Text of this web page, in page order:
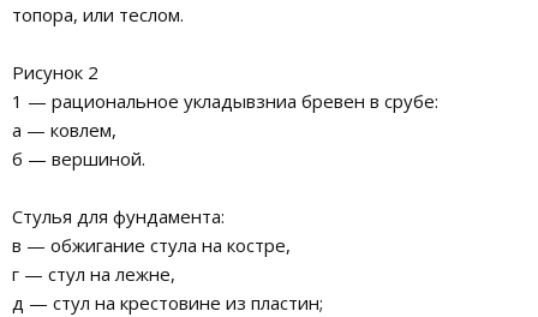
топора, или теслом.
Рисунок 2
1 — рациональное укладывзниа бревен в срубе:
а — ковлем,
б — вершиной.
Стулья для фундамента:
в — обжигание стула на костре,
г — стул на лежне,
д — стул на крестовине из пластин;